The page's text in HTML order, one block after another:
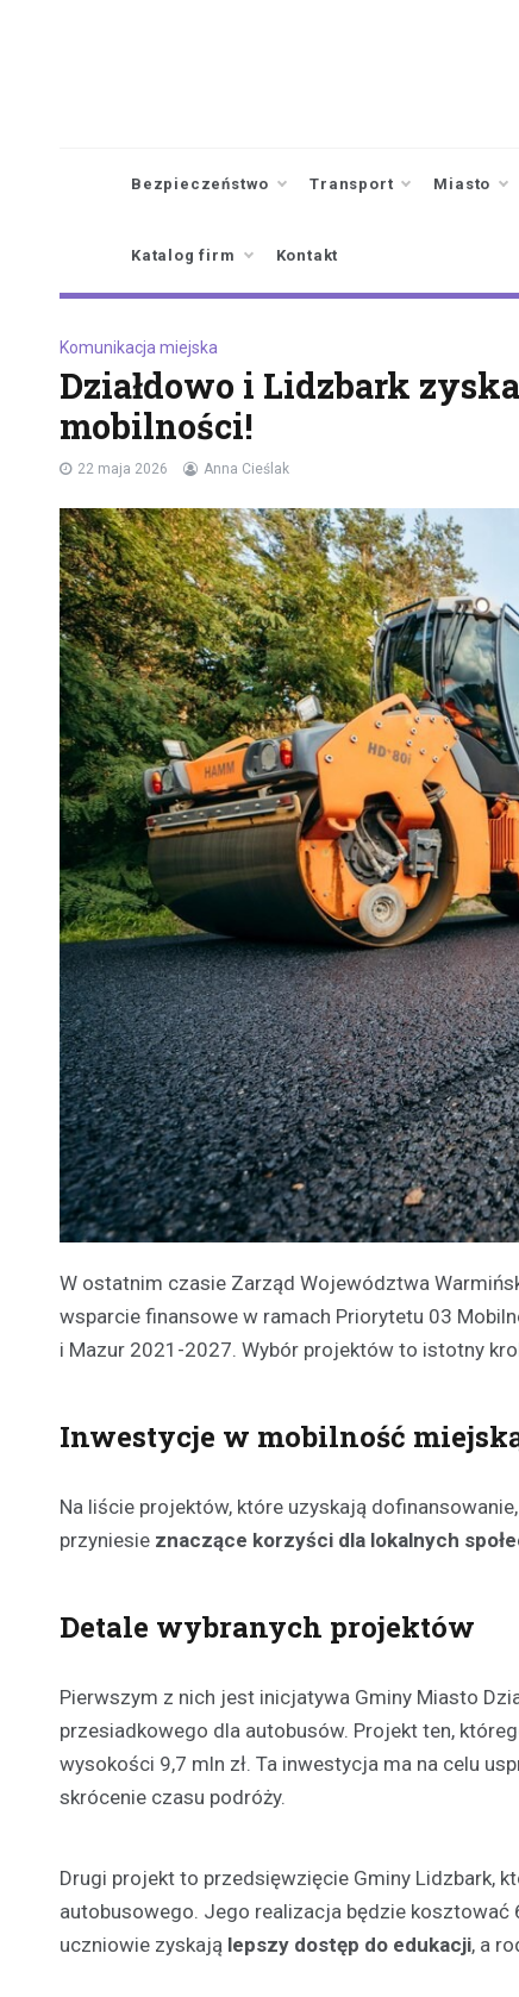
Bezpieczeństwo Transport Miasto
Katalog firm Kontakt
Komunikacja miejska
Działdowo i Lidzbark
mobilności!
22 maja 2026 Anna Cieślak
W ostatnim czasie Zarząd Województwa
wsparcie finansowe w ramach Priorytetu 03
i Mazur 2021-2027. Wybór projektów to istotny
Inwestycje w mobilność
Na liście projektów, które uzyskają
przyniesie znaczące korzyści dla lokalnych
Detale wybranych projektów
Pierwszym z nich jest inicjatywa Gminy Miasto
przesiadkowego dla autobusów. Projekt ten,
wysokości 9,7 mln zł. Ta inwestycja ma na celu
skrócenie czasu podróży.
Drugi projekt to przedsięwzięcie Gminy Lidzbark,
autobusowego. Jego realizacja będzie kosztować
uczniowie zyskają lepszy dostęp do edukacji, a